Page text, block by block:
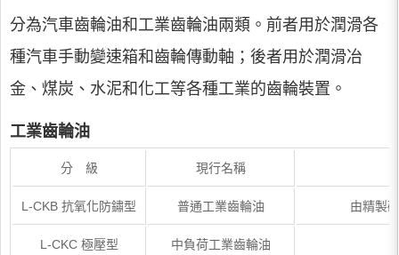
分為汽車齒輪油和工業齒輪油兩類。前者用於潤滑各
種汽車手動變速箱和齒輪傳動軸；後者用於潤滑冶
金、煤炭、水泥和化工等各種工業的齒輪裝置。
工業齒輪油
分 級 現行名稱
L-CKB 抗氧化防鏽型 普通工業齒輪油 由精製
L-CKC 極壓型 中負荷工業齒輪油